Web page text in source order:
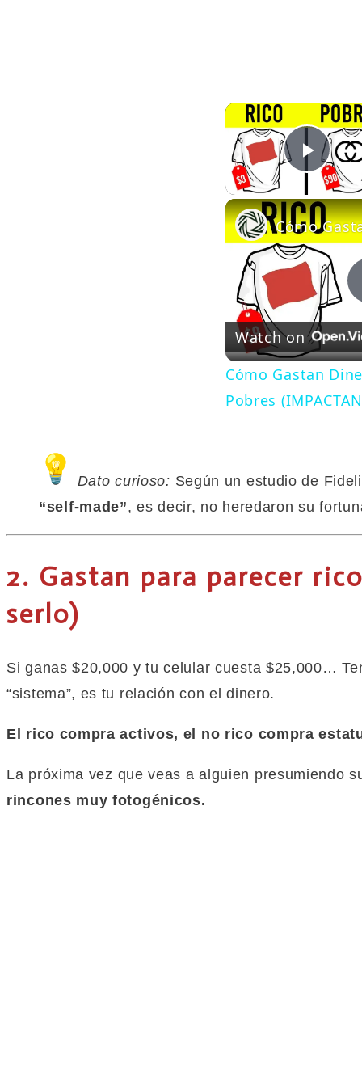
Play
Watch on
Cómo Gastan
Pobres
Dato curioso: Según un estudio de
“self-made”, es decir, no heredaron su
2. Gastan para parecer
serlo)
Si ganas $20,000 y tu celular cuesta $25,000…
“sistema”, es tu relación con el dinero.
El rico compra activos, el no rico compra
La próxima vez que veas a alguien presumiendo
rincones muy fotogénicos.